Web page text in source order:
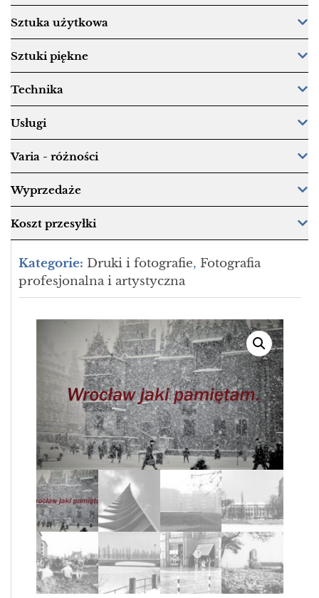
Sztuka użytkowa
Sztuki piękne
Technika
Usługi
Varia - różności
Wyprzedaże
Koszt przesyłki
Kategorie: Druki i fotografie, Fotografia
profesjonalna i artystyczna